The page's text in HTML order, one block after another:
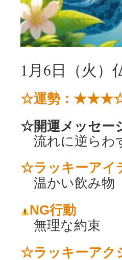
1月6日（火）
☆運勢：
☆開運メッセー
流れに逆らわ
☆ラッキーアイ
温かい飲み物
NG行動
無理な約束
☆ラッキーアク